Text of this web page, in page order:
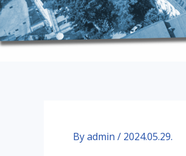
Byadmin / 2024.05.29.